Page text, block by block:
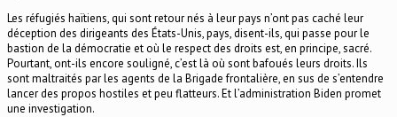
Les réfugiés haïtiens, qui sont retour nés à leur pays n’ont pas caché leur
déception des dirigeants des États-Unis, pays, disent-ils, qui passe pour le
bastion de la démocratie et où le respect des droits est, en principe, sacré.
Pourtant, ont-ils encore souligné, c’est là où sont bafoués leurs droits. Ils
sont maltraités par les agents de la Brigade frontalière, en sus de s’entendre
lancer des propos hostiles et peu flatteurs. Et l’administration Biden promet
une investigation.